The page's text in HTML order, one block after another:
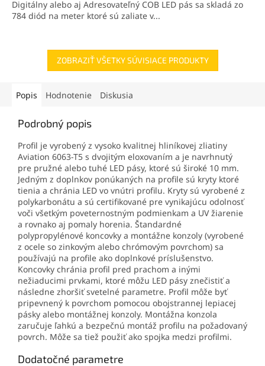
Digitálny alebo aj Adresovateľný COB LED pás sa skladá zo
784 diód na meter ktoré sú zaliate v...
ZOBRAZIŤ VŠETKY SÚVISIACE PRODUKTY
Popis Hodnotenie Diskusia
Podrobný popis
Profil je vyrobený z vysoko kvalitnej hliníkovej zliatiny
Aviation 6063-T5 s dvojitým eloxovaním a je navrhnutý
pre pružné alebo tuhé LED pásy, ktoré sú široké 10 mm.
Jedným z doplnkov ponúkaných na profile sú kryty ktoré
tienia a chránia LED vo vnútri profilu. Kryty sú vyrobené z
polykarbonátu a sú certifikované pre vynikajúcu odolnosť
voči všetkým poveternostným podmienkam a UV žiarenie
a rovnako aj pomaly horenia. Štandardné
polypropylénové koncovky a montážne konzoly (vyrobené
z ocele so zinkovým alebo chrómovým povrchom) sa
používajú na profile ako doplnkové príslušenstvo.
Koncovky chránia profil pred prachom a inými
nežiaducimi prvkami, ktoré môžu LED pásy znečistiť a
následne zhoršiť svetelné parametre. Profil môže byť
pripevnený k povrchom pomocou obojstrannej lepiacej
pásky alebo montážnej konzoly. Montážna konzola
zaručuje ľahkú a bezpečnú montáž profilu na požadovaný
povrch. Môže sa tiež použiť ako spojka medzi profilmi.
Dodatočné parametre